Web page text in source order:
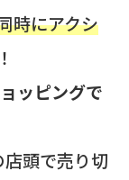
時にアクシ
ッピングで
店頭で売り切